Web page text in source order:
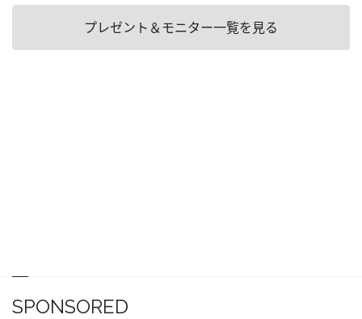
プレゼント＆モニター一覧を見る
SPONSORED